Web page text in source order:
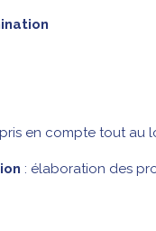
en compte tout au
: élaboration des